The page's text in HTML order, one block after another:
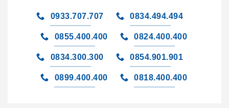
0933.707.707 0834.494.494
0855.400.400 0824.400.400
0834.300.300 0854.901.901
0899.400.400 0818.400.400